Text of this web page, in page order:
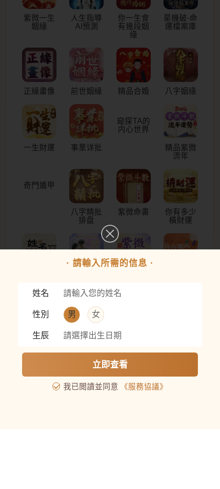
紫微一生
姻緣
人生指導
AI預測
你一生會
有幾段姻
缘
星機破-命
運檔案庫
正緣畫像 前世姻緣 精品合婚 八字姻缘
一生財運 事業详批
精品紫微
流年
八字精批
排盘
紫微命書
你有多少
橫財運
· 請輸入所需的信息 ·
姓名
性別 男 女
生辰 請選擇出生日期
立即查看
我已閲讀並同意 《服務協議》